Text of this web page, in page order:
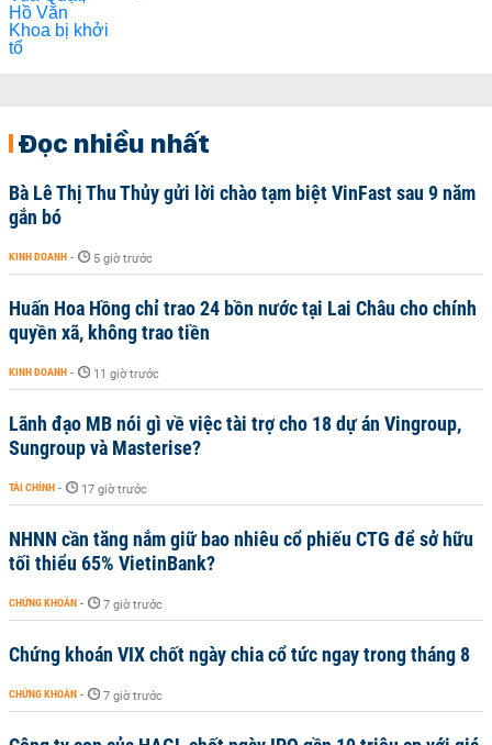
Đọc nhiều nhất
Bà Lê Thị Thu Thủy gửi lời chào tạm biệt VinFast sau 9 năm
gắn bó
KINH DOANH - 5 giờ trước
Huấn Hoa Hồng chỉ trao 24 bồn nước tại Lai Châu cho chính
quyền xã, không trao tiền
KINH DOANH - 11 giờ trước
Lãnh đạo MB nói gì về việc tài trợ cho 18 dự án Vingroup,
Sungroup và Masterise?
TÀI CHÍNH - 17 giờ trước
NHNN cần tăng nắm giữ bao nhiêu cổ phiếu CTG để sở hữu
tối thiểu 65% VietinBank?
CHỨNG KHOÁN - 7 giờ trước
Chứng khoán VIX chốt ngày chia cổ tức ngay trong tháng 8
CHỨNG KHOÁN - 7 giờ trước